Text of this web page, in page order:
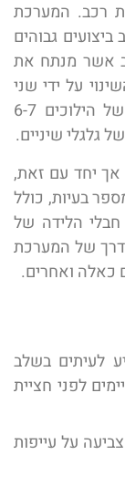
רכב. המערכת
גבוהים
אשר מנתח את
על ידי שני
. המערכת גם כוללת מספר רב של הילוכים 6-7
אך יחד עם זאת,
בעיות, כולל
חבלי הלידה של
של המערכת
כאלה ואחרים.
לעיתים בשלב
לפני חציית
על עייפות